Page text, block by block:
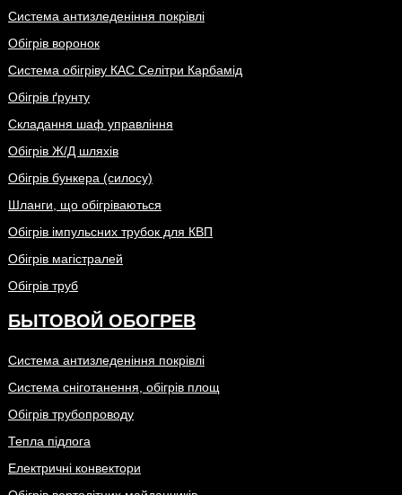
Система антизледеніння покрівлі
Обігрів воронок
Система обігріву КАС Селітри Карбамід
Обігрів ґрунту
Складання шаф управління
Обігрів Ж/Д шляхів
Обігрів бункера (силосу)
Шланги, що обігріваються
Обігрів імпульсних трубок для КВП
Обігрів магістралей
Обігрів труб
БЫТОВОЙ ОБОГРЕВ
Система антизледеніння покрівлі
Система сніготанення, обігрів площ
Обігрів трубопроводу
Тепла підлога
Електричні конвектори